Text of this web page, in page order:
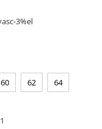
3%el
60 62 64
1